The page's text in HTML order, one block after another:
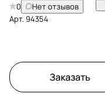
0
Нет отзывов
Арт.94354
Заказать